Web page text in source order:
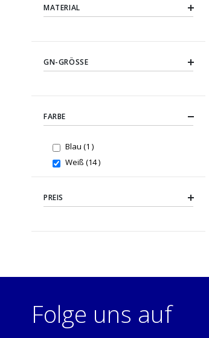
MATERIAL
GN-GRÖSSE
FARBE
Blau 1 item
Weiß 14items
PREIS
Folge uns auf